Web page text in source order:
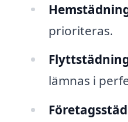
prioriteras.
lämnas i